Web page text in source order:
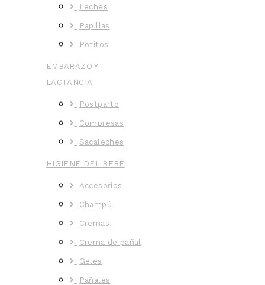
Leches
Papillas
Potitos
EMBARAZO Y
LACTANCIA
Postparto
Compresas
Sacaleches
HIGIENE DEL BEBÉ
Accesorios
Champú
Cremas
Crema de pañal
Geles
Pañales